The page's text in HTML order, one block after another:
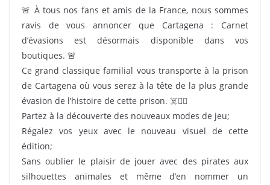
🚨 À tous nos fans et amis de la France, nous sommes
ravis de vous annoncer que Cartagena : Carnet
d’évasions est désormais disponible dans vos
boutiques. 🚨
Ce grand classique familial vous transporte à la prison
de Cartagena où vous serez à la tête de la plus grande
évasion de l’histoire de cette prison. ☠️🏴‍☠️
Partez à la découverte des nouveaux modes de jeu;
Régalez vos yeux avec le nouveau visuel de cette
édition;
Sans oublier le plaisir de jouer avec des pirates aux
silhouettes animales et même d’en nommer un